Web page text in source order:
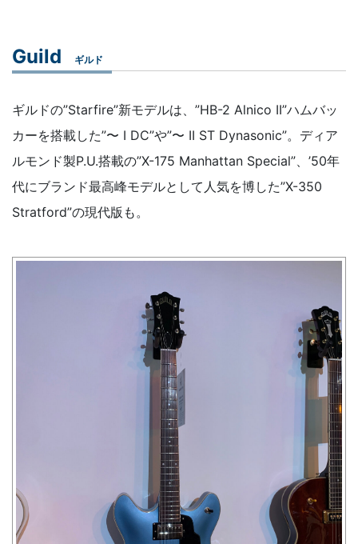
Guild ギルド
ギルドの”Starfire”新モデルは、”HB-2 Alnico II”ハムバッ
カーを搭載した”〜 I DC”や”〜 II ST Dynasonic”。ディア
ルモンド製P.U.搭載の”X-175 Manhattan Special”、’50年
代にブランド最高峰モデルとして人気を博した”X-350
Stratford”の現代版も。